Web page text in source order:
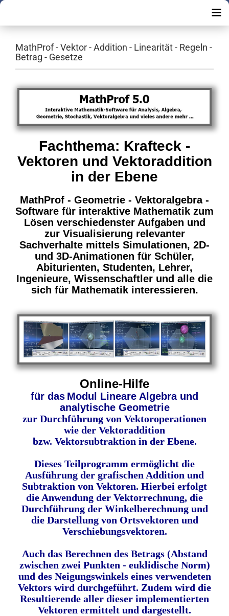
MathProf - Vektor - Addition - Linearität - Regeln -
Betrag - Gesetze
Fachthema: Krafteck -
Vektoren und Vektoraddition
in der Ebene
MathProf - Geometrie - Vektoralgebra -
Software für interaktive Mathematik zum
Lösen verschiedenster Aufgaben und
zur Visualisierung relevanter
Sachverhalte mittels Simulationen, 2D-
und 3D-Animationen für Schüler,
Abiturienten, Studenten, Lehrer,
Ingenieure, Wissenschaftler und alle die
sich für Mathematik interessieren.
Online-Hilfe
für das Modul Lineare Algebra und
analytische Geometrie
zur Durchführung von Vektoroperationen
wie der Vektoraddition
bzw. Vektorsubtraktion in der Ebene.
Dieses Teilprogramm ermöglicht die
Ausführung der grafischen Addition und
Subtraktion von Vektoren. Hierbei erfolgt
die Anwendung der Vektorrechnung, die
Durchführung der Winkelberechnung und
die Darstellung von Ortsvektoren und
Verschiebungsvektoren.
Auch das Berechnen des Betrags (Abstand
zwischen zwei Punkten - euklidische Norm)
und des Neigungswinkels eines verwendeten
Vektors wird durchgeführt. Zudem wird die
Resultierende aller dieser implementierten
Vektoren ermittelt und dargestellt.